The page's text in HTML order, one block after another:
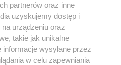
w jakikolwiek sposób
na jakimkolwiek polu
włącznie z umieszczaniem w
praw. Jakiekolwiek użycie
lub w części z naruszeniem
jest zabronione pod groźbą kary i
partnerów oraz inne
uzyskujemy dostęp i
urządzeniu oraz
takie jak unikalne
wysyłane przez
w celu zapewniania